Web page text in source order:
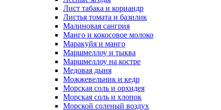
Лист табака и кориандр
Листья томата и базилик
Малиновая сангрия
Манго и кокосовое молоко
Маракуйя и манго
Маршмеллоу и тыква
Маршмеллоу на костре
Медовая дыня
Можжевельник и кедр
Морская соль и орхидея
Морская соль и хлопок
Морской соленый воздух